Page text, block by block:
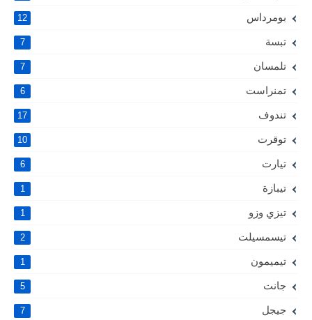
بومرداس 12
تبسة 7
تلمسان 7
تمنراست 6
تندوف 17
توقرت 10
تيارت 6
تيبازة 1
تيزي وزو 1
تيسمسيلت 2
تيميمون 1
جانت 5
جيجل 7